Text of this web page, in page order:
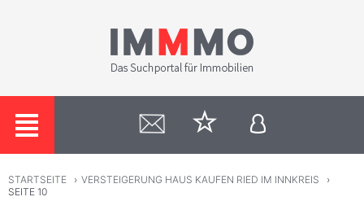
STARTSEITE › VERSTEIGERUNG HAUS KAUFEN RIED IM INNKREIS
›
SEITE 10